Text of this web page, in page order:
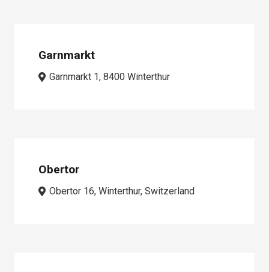
Garnmarkt
Garnmarkt 1, 8400 Winterthur
Obertor
Obertor 16, Winterthur, Switzerland